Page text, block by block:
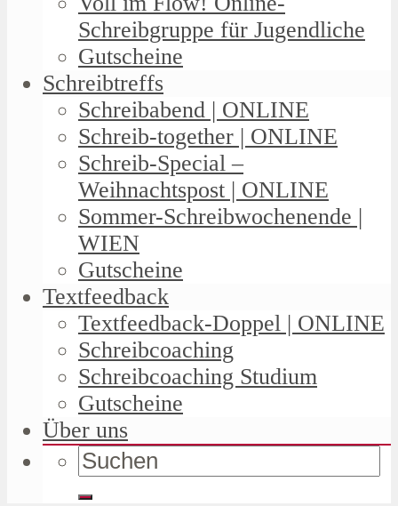
Schreibgruppe für Jugendliche
Gutscheine
Schreibtreffs
Schreibabend | ONLINE
Schreib-together | ONLINE
Schreib-Special –
Weihnachtspost | ONLINE
Sommer-Schreibwochenende |
WIEN
Gutscheine
Textfeedback
Textfeedback-Doppel | ONLINE
Schreibcoaching
Schreibcoaching Studium
Gutscheine
Über uns